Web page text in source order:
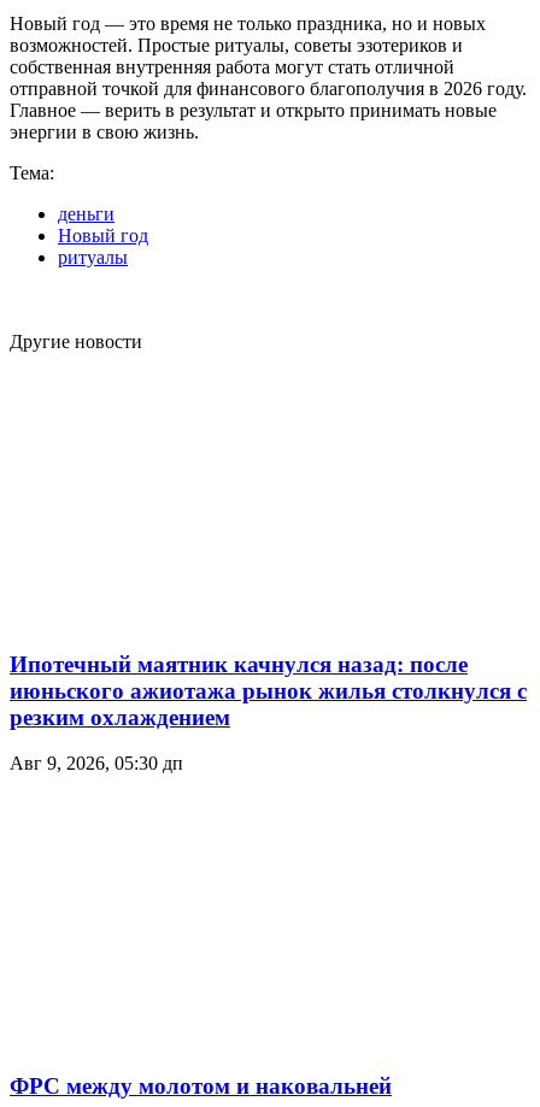
Новый год — это время не только праздника, но и новых
возможностей. Простые ритуалы, советы эзотериков и
собственная внутренняя работа могут стать отличной
отправной точкой для финансового благополучия в 2026 году.
Главное — верить в результат и открыто принимать новые
энергии в свою жизнь.
Тема:
деньги
Новый год
ритуалы
Другие новости
Ипотечный маятник качнулся назад: после
июньского ажиотажа рынок жилья столкнулся с
резким охлаждением
Авг 9, 2026, 05:30 дп
ФРС между молотом и наковальней